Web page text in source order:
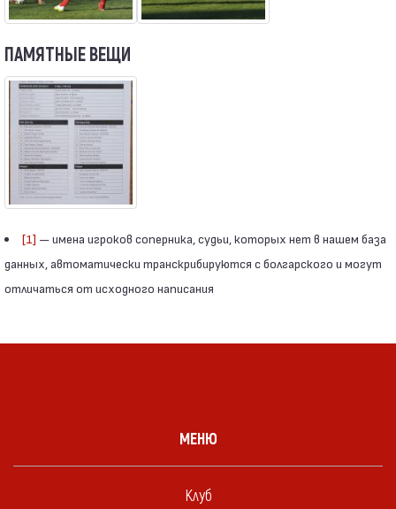
ПАМЯТНЫЕ ВЕЩИ
[1] — имена игроков соперника, судьи, которых нет в нашем база
данных, автоматически транскрибируются с болгарского и могут
отличаться от исходного написания
МЕНЮ
Клуб